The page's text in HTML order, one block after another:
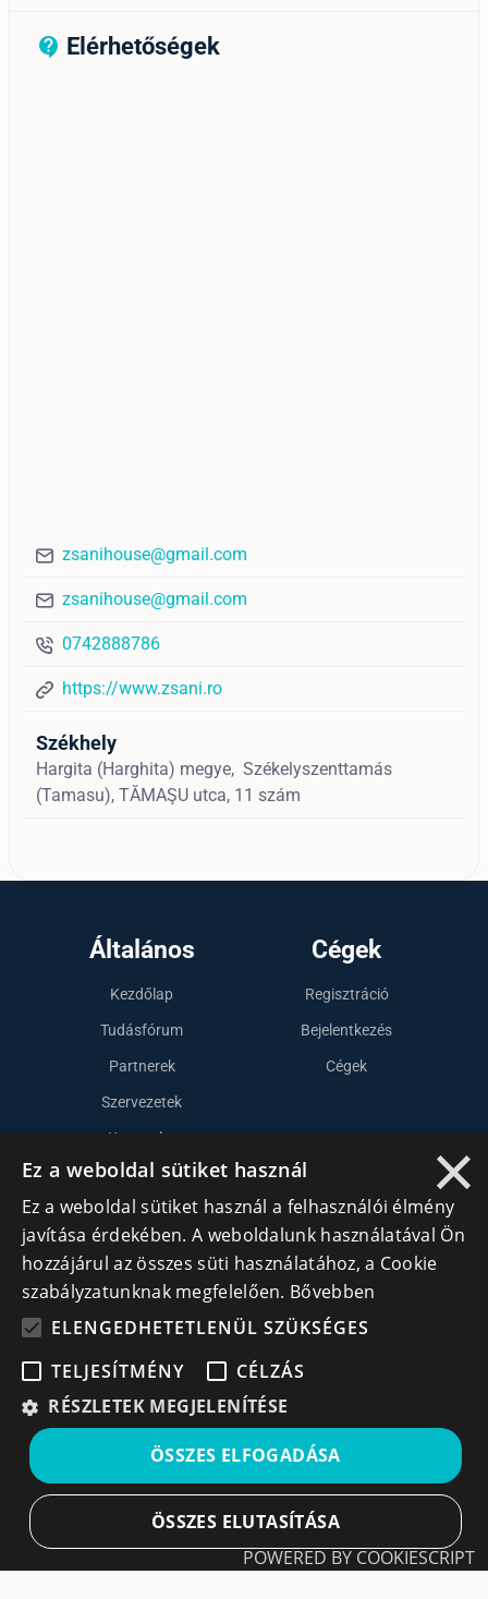
contact_support_outline
Elérhetőségek
zsanihouse@gmail.com
zsanihouse@gmail.com
0742888786
https://www.zsani.ro
Székhely
Hargita (Harghita) megye, Székelyszenttamás
(Tamasu), TĂMAŞU utca, 11 szám
Általános
Kezdőlap
Tudásfórum
Partnerek
Szervezetek
Kapcsolat
Cégek
Regisztráció
Bejelentkezés
Cégek
Lépj kapcsolatba velünk
info@cegek.ro
+40 740 856 970
Iratkozz fel hírlevelünkre!
Ne hagyd ki a lehetőséget, hogy naprakész maradj a
legfontosabb üzleti információkkal! A feliratkozás
egyszerű és gyors illetve bármikor leiratkozhatsz, ha úgy
döntesz.
×
Ez a weboldal sütiket használ
Ez a weboldal sütiket használ a felhasználói élmény
javítása érdekében. A weboldalunk használatával Ön
hozzájárul az összes süti használatához, a Cookie
szabályzatunknak megfelelően. Bővebben
ELENGEDHETETLENÜL SZÜKSÉGES
TELJESÍTMÉNY
CÉLZÁS
RÉSZLETEK MEGJELENÍTÉSE
ÖSSZES ELFOGADÁSA
ÖSSZES ELUTASÍTÁSA
POWERED BY COOKIESCRIPT